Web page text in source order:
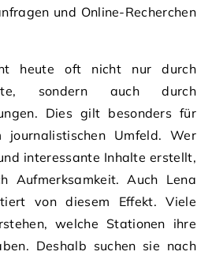
und Online-Recherchen
heute oft nicht nur durch
sondern auch durch
Dies gilt besonders für
journalistischen Umfeld. Wer
interessante Inhalte erstellt,
Aufmerksamkeit. Auch Lena
von diesem Effekt. Viele
welche Stationen ihre
Deshalb suchen sie nach